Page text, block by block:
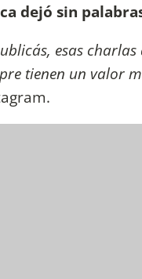
dejó sin
esas
tienen un valor